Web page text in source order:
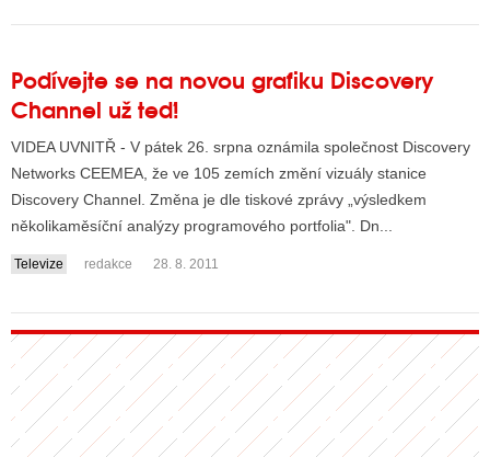
Podívejte se na novou grafiku Discovery
Channel už teď!
VIDEA UVNITŘ - V pátek 26. srpna oznámila společnost Discovery
Networks CEEMEA, že ve 105 zemích změní vizuály stanice
Discovery Channel. Změna je dle tiskové zprávy „výsledkem
několikaměsíční analýzy programového portfolia". Dn...
Televize redakce 28. 8. 2011